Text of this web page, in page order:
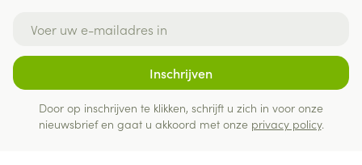
Inschrijven
Door op inschrijven te klikken, schrijft u zich in voor onze
nieuwsbrief en gaat u akkoord met onze privacy policy.